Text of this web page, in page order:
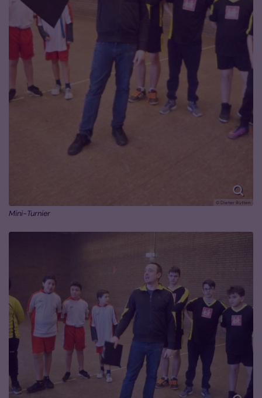
© Dieter Rütten
Mini-Turnier